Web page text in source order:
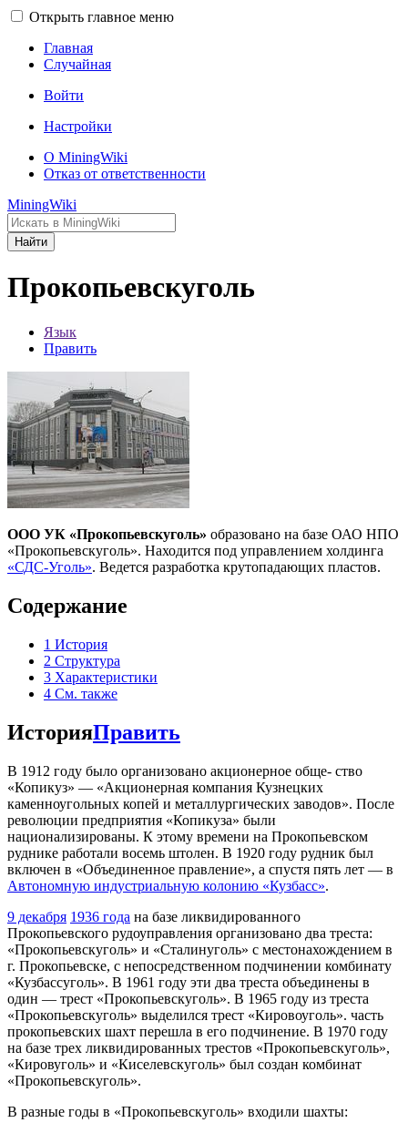
Открыть главное меню
Главная
Случайная
Войти
Настройки
О MiningWiki
Отказ от ответственности
MiningWiki
Найти
Прокопьевскуголь
Язык
Править
ООО УК «Прокопьевскуголь» образовано на базе ОАО НПО
«Прокопьевскуголь». Находится под управлением холдинга
«СДС-Уголь». Ведется разработка крутопадающих пластов.
Содержание
1 История
2 Структура
3 Характеристики
4 См. также
ИсторияПравить
В 1912 году было организовано акционерное обще- ство
«Копикуз» — «Акционерная компания Кузнецких
каменноугольных копей и металлургических заводов». После
революции предприятия «Копикуза» были
национализированы. К этому времени на Прокопьевском
руднике работали восемь штолен. В 1920 году рудник был
включен в «Объединенное правление», а спустя пять лет — в
Автономную индустриальную колонию «Кузбасс».
9 декабря 1936 года на базе ликвидированного
Прокопьевского рудоуправления организовано два треста:
«Прокопьевскуголь» и «Сталинуголь» с местонахождением в
г. Прокопьевске, с непосредственном подчинении комбинату
«Кузбассуголь». В 1961 году эти два треста объединены в
один — трест «Прокопьевскуголь». В 1965 году из треста
«Прокопьевскуголь» выделился трест «Кировоуголь». часть
прокопьевских шахт перешла в его подчинение. В 1970 году
на базе трех ликвидированных трестов «Прокопьевскуголь»,
«Кировуголь» и «Киселевскуголь» был создан комбинат
«Прокопьевскуголь».
В разные годы в «Прокопьевскуголь» входили шахты: